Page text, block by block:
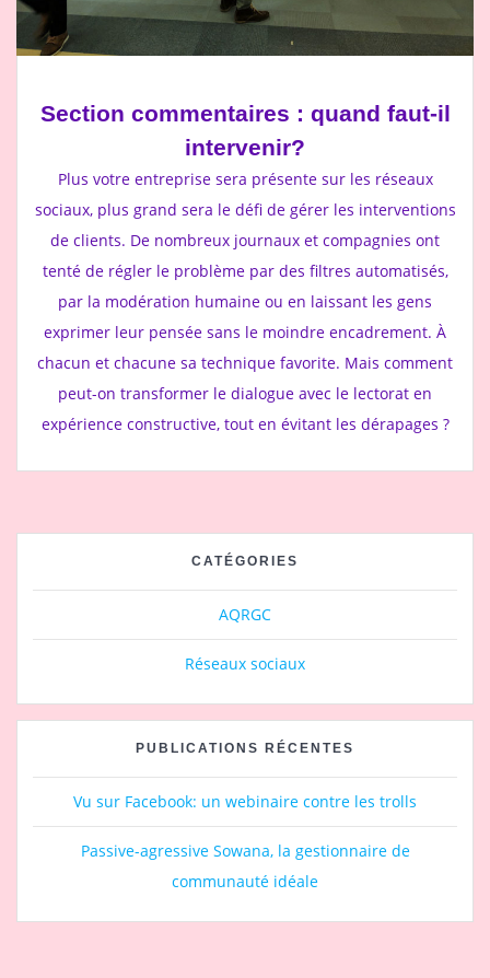
Section commentaires : quand faut-il
intervenir?
Plus votre entreprise sera présente sur les réseaux
sociaux, plus grand sera le défi de gérer les interventions
de clients. De nombreux journaux et compagnies ont
tenté de régler le problème par des filtres automatisés,
par la modération humaine ou en laissant les gens
exprimer leur pensée sans le moindre encadrement. À
chacun et chacune sa technique favorite. Mais comment
peut-on transformer le dialogue avec le lectorat en
expérience constructive, tout en évitant les dérapages ?
CATÉGORIES
AQRGC
Réseaux sociaux
PUBLICATIONS RÉCENTES
Vu sur Facebook: un webinaire contre les trolls
Passive-agressive Sowana, la gestionnaire de
communauté idéale